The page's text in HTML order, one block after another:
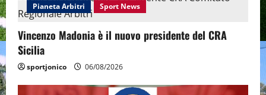
Pianeta Arbitri Sport News
Vincenzo Madonia è il nuovo presidente del CRA
Sicilia
sportjonico 06/08/2026